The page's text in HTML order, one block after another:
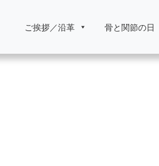
ご挨拶／沿革 骨と関節の日